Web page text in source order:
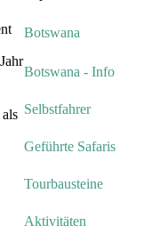
Botswana
Botswana - Info
Selbstfahrer
Geführte Safaris
Tourbausteine
Aktivitäten